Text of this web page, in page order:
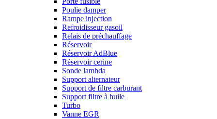
Poulie damper
Rampe injection
Refroidisseur gasoil
Relais de préchauffage
Réservoir
Réservoir AdBlue
Réservoir cerine
Sonde lambda
Support alternateur
Support de filtre carburant
Support filtre à huile
Turbo
Vanne EGR